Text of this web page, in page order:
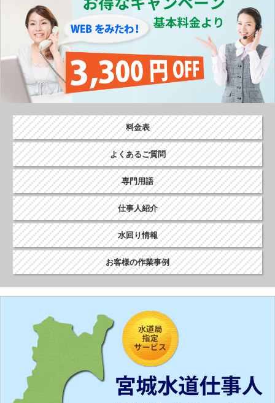
k
料金表
よくあるご質問
専門用語
仕事人紹介
水回り情報
お客様の作業事例